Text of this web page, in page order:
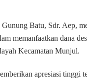
Batu, Sdr. Aep,
memanfaatkan dana
Kecamatan Munjul.
apresiasi